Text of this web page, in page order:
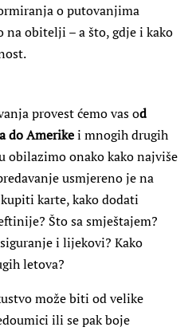
o putovanjima
na obitelji – a što, gdje i kako
provest ćemo vas od
do Amerikei mnogih drugih
obilazimo onako kako najviše
usmjereno je na
karte, kako dodati
Što sa smještajem?
i lijekovi? Kako
letova?
može biti od velike
ili se pak boje